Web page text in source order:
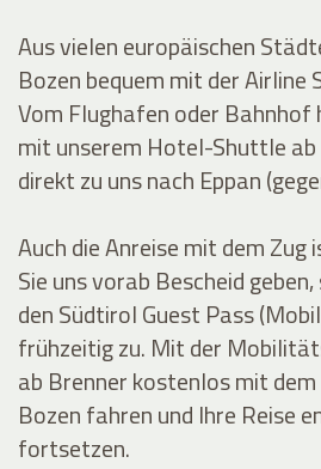
Aus vielen europäischen
Bozen bequem mit der Airline
Vom Flughafen oder Bahnhof
mit unserem Hotel-Shuttle ab
direkt zu uns nach Eppan
Auch die Anreise mit dem Zug
Sie uns vorab Bescheid
den Südtirol Guest Pass
frühzeitig zu. Mit der
ab Brenner kostenlos mit
Bozen fahren und Ihre Reise
fortsetzen.